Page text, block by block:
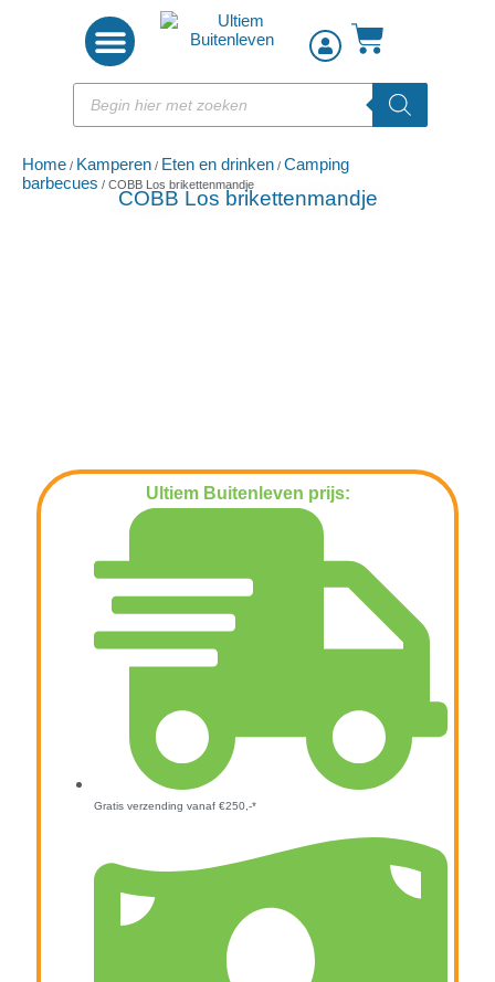
Home / Kamperen / Eten en drinken / Camping
barbecues / COBB Los brikettenmandje
COBB Los brikettenmandje
Ultiem Buitenleven prijs:
Gratis verzending vanaf €250,-*